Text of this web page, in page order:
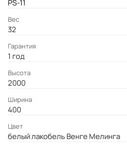
PS-11
Вес
32
Гарантия
1 год
Высота
2000
Ширина
400
Цвет
белый лакобель Венге Мелинга